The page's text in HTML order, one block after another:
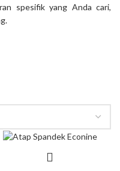
spesifik yang Anda cari,